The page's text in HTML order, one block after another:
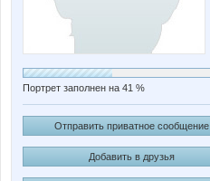
Портрет заполнен на 41 %
Отправить приватное сообщение
Добавить в друзья